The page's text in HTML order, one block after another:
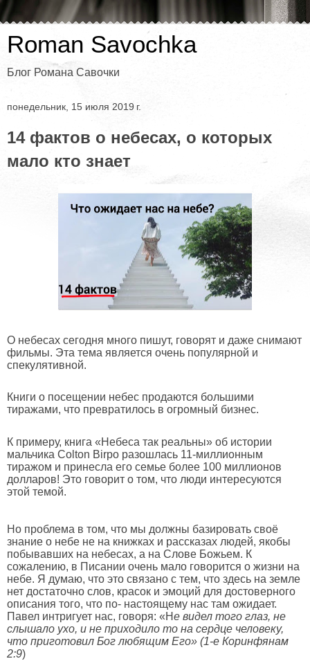
Roman Savochka
Блог Романа Савочки
понедельник, 15 июля 2019 г.
14 фактов о небесах, о которых
мало кто знает
О небесах сегодня много пишут, говорят и даже снимают
фильмы. Эта тема является очень популярной и
спекулятивной.
Книги о посещении небес продаются большими
тиражами, что превратилось в огромный бизнес.
К примеру, книга «Небеса так реальны» об истории
мальчика Colton Birpo разошлась 11-миллионным
тиражом и принесла его семье более 100 миллионов
долларов! Это говорит о том, что люди интересуются
этой темой.
Но проблема в том, что мы должны базировать своё
знание о небе не на книжках и рассказах людей, якобы
побывавших на небесах, а на Слове Божьем. К
сожалению, в Писании очень мало говорится о жизни на
небе. Я думаю, что это связано с тем, что здесь на земле
нет достаточно слов, красок и эмоций для достоверного
описания того, что по- настоящему нас там ожидает.
Павел интригует нас, говоря: «Не видел того глаз, не
слышало ухо, и не приходило то на сердце человеку,
что приготовил Бог любящим Его» (1-е Коринфянам
2:9)